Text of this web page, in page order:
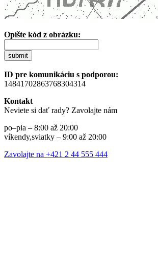
Opíšte kód z obrázku:
submit
ID pre komunikáciu s podporou:
14841702863768304314
Kontakt
Neviete si dať rady? Zavolajte nám
po–pia – 8:00 až 20:00
víkendy,sviatky – 9:00 až 20:00
Zavolajte na +421 2 44 555 444